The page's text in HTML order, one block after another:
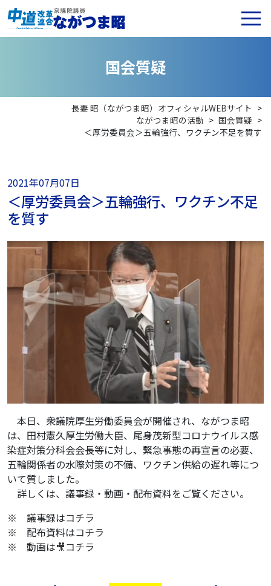
国会質疑
長妻 昭（ながつま昭）オフィシャルWEBサイト >
ながつま昭の活動 > 国会質疑 >
＜厚労委員会＞五輪強行、ワクチン不足を質す
2021年07月07日
＜厚労委員会＞五輪強行、ワクチン不足
を質す
本日、衆議院厚生労働委員会が開催され、ながつま昭
は、田村憲久厚生労働大臣、尾身茂新型コロナウイルス感
染症対策分科会会長等に対し、緊急事態の再宣言の必要、
五輪関係者の水際対策の不備、ワクチン供給の遅れ等につ
いて質しました。
詳しくは、議事録・動画・配布資料をご覧ください。
※ 議事録はコチラ
※ 配布資料はコチラ
※ 動画は🎥コチラ